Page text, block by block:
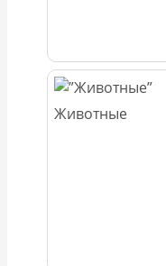
Животные